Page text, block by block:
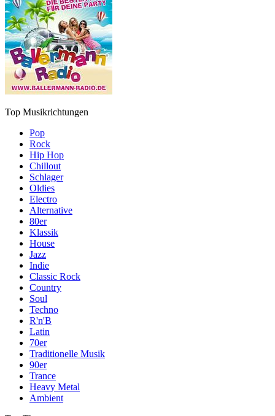
Top Musikrichtungen
Pop
Rock
Hip Hop
Chillout
Schlager
Oldies
Electro
Alternative
80er
Klassik
House
Jazz
Indie
Classic Rock
Country
Soul
Techno
R'n'B
Latin
70er
Traditionelle Musik
90er
Trance
Heavy Metal
Ambient